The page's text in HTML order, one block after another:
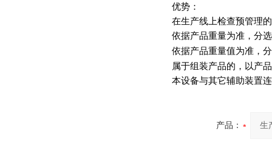
优势：
在生产线上检查预管理
依据产品重量为准，分选
依据产品重量值为准，
属于组装产品的，以产
本设备与其它辅助装置
产品：